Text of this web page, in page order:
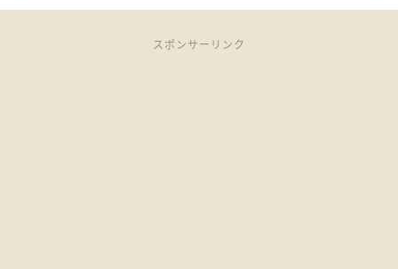
スポンサーリンク